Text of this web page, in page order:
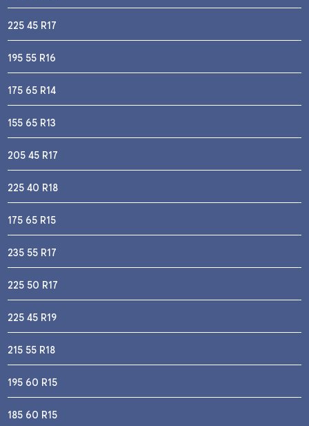
225 45 R17
195 55 R16
175 65 R14
155 65 R13
205 45 R17
225 40 R18
175 65 R15
235 55 R17
225 50 R17
225 45 R19
215 55 R18
195 60 R15
185 60 R15